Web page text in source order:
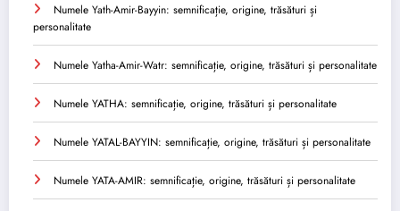
Numele Yath-Amir-Bayyin: semnificație, origine, trăsături și
personalitate
Numele Yatha-Amir-Watr: semnificație, origine, trăsături și personalitate
Numele YATHA: semnificație, origine, trăsături și personalitate
Numele YATAL-BAYYIN: semnificație, origine, trăsături și personalitate
Numele YATA-AMIR: semnificație, origine, trăsături și personalitate